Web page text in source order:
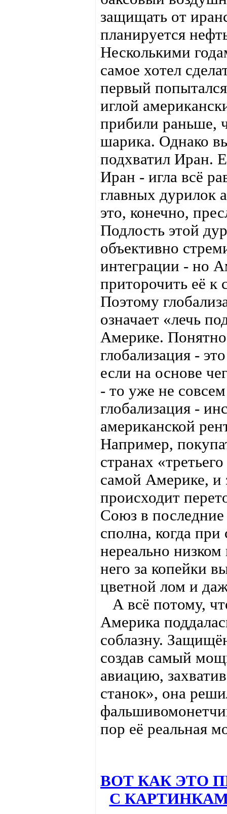
защищать от
планируется
Несколькими
самое хотел
первый
иглой
прибили раньше,
шарика. Однако
подхватил Иран.
Иран - игла всё
главных дурилок
это, конечно,
Подлость этой
объективно
интеграции - но
приторочить её к
Поэтому
означает «лечь
Америке.
глобализация -
если на основе
- то уже не
глобализация -
американской
Например,
странах
самой Америке, и
происходит
Союз в
сполна, когда
нереально низком
него за копейки
цветной лом и
А всё потому,
Америка
соблазну.
создав самый
авиацию,
станок», она
пор её реальная
ВОТ КАК ЭТО
С